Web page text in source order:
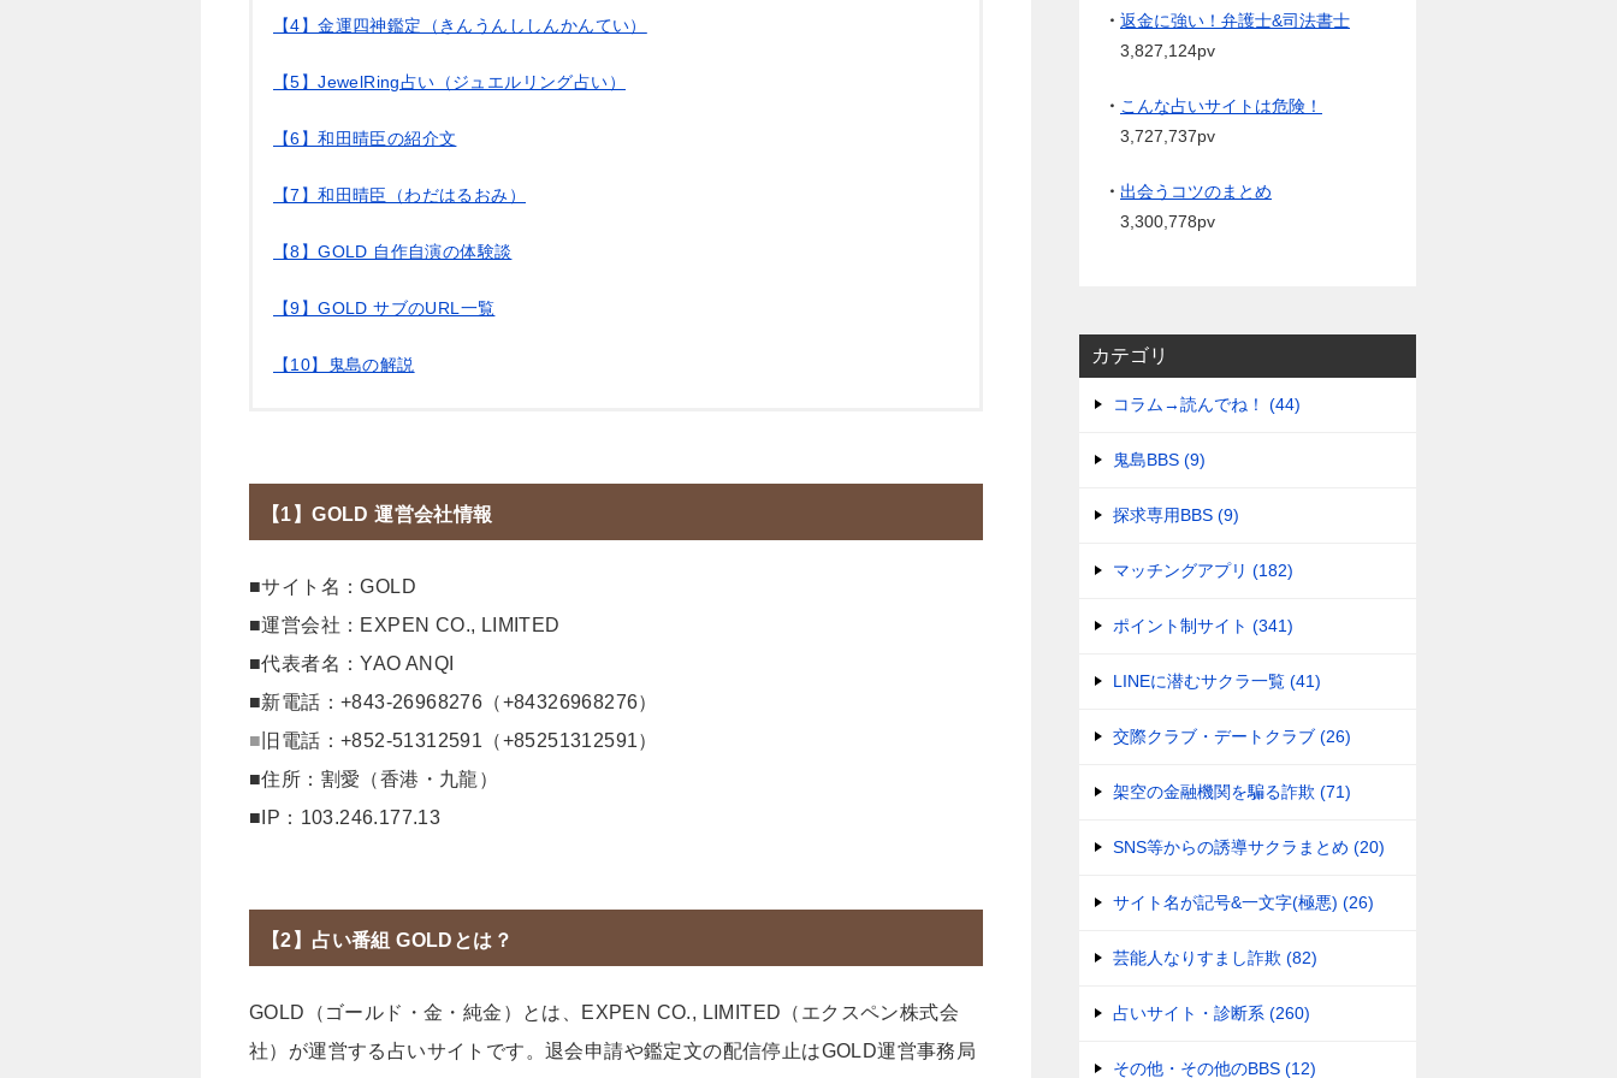
【4】金運四神鑑定（きんうんししんかんてい）
【5】JewelRing占い（ジュエルリング占い）
【6】和田晴臣の紹介文
【7】和田晴臣（わだはるおみ）
【8】GOLD 自作自演の体験談
【9】GOLD サブのURL一覧
【10】鬼島の解説
【1】GOLD 運営会社情報
■サイト名：GOLD
■運営会社：EXPEN CO., LIMITED
■代表者名：YAO ANQI
■新電話：+843-26968276（+84326968276）
■ 旧電話：+852-51312591（+85251312591）
■住所：割愛（香港・九龍）
■IP：103.246.177.13
【2】占い番組 GOLDとは？
GOLD（ゴールド・金・純金）とは、EXPEN CO., LIMITED（エクスペン株式会
社）が運営する占いサイトです。退会申請や鑑定文の配信停止はGOLD運営事務局
・ 返金に強い！弁護士&司法書士
3,827,124pv
・ こんな占いサイトは危険！
3,727,737pv
・ 出会うコツのまとめ
3,300,778pv
カテゴリ
コラム→読んでね！ (44)
鬼島BBS (9)
探求専用BBS (9)
マッチングアプリ (182)
ポイント制サイト (341)
LINEに潜むサクラ一覧 (41)
交際クラブ・デートクラブ (26)
架空の金融機関を騙る詐欺 (71)
SNS等からの誘導サクラまとめ (20)
サイト名が記号&一文字(極悪) (26)
芸能人なりすまし詐欺 (82)
占いサイト・診断系 (260)
その他・その他のBBS (12)